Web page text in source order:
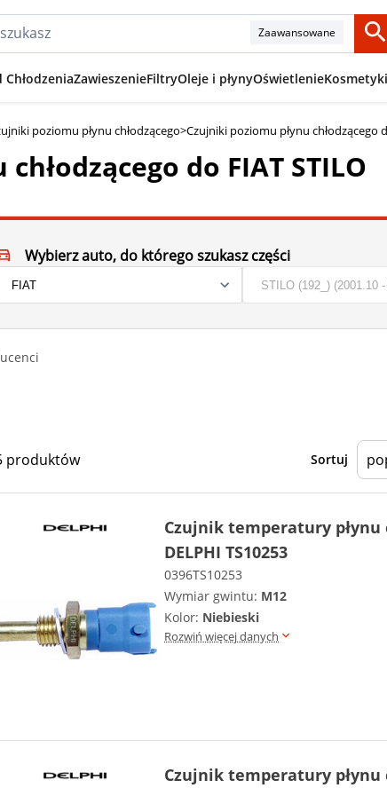
Zaawansowane
ChłodzeniaZawieszenieFiltryOleje i płynyOświetlenieKosmetyki
poziomu płynu chłodzącego>Czujniki poziomu płynu chłodzącego
do FIAT STILO
Wybierz auto, do którego szukasz części
produktów Sortuj
Czujnik temperatury płynu
DELPHI TS10253
0396TS10253
Wymiar gwintu: M12
Kolor: Niebieski
Rozwiń więcej danych
Czujnik temperatury płynu